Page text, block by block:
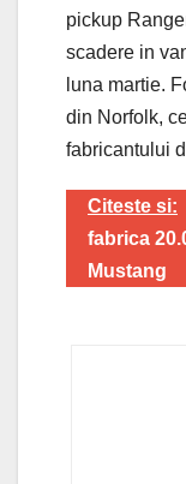
pickup
scadere in
luna martie.
din Norfolk,
fabricantului
Citeste si:
fabrica
Mustang